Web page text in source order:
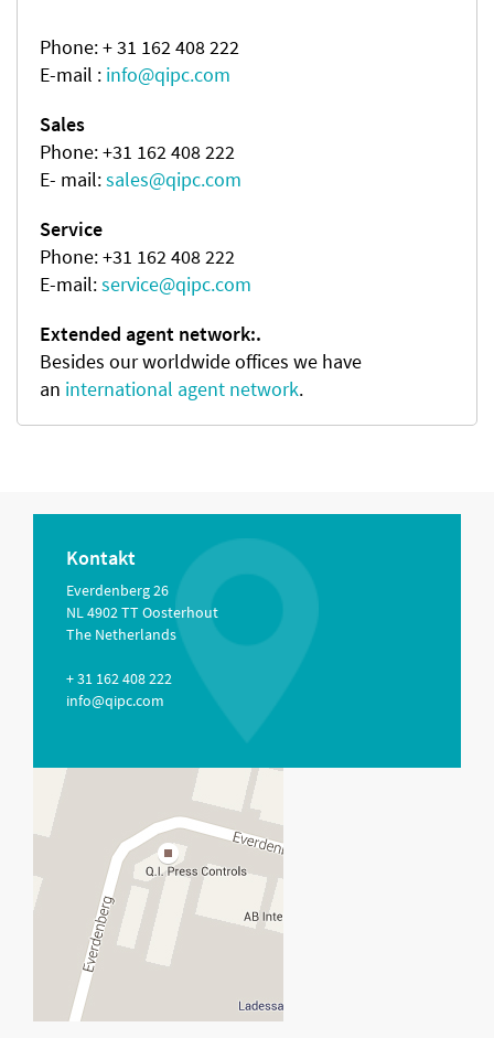
Phone: + 31 162 408 222
E-mail : info@qipc.com
Sales
Phone: +31 162 408 222
E- mail:sales@qipc.com
Service
Phone: +31 162 408 222
E-mail:service@qipc.com
Extended agent network:.
Besides our worldwide offices we have
an international agent network.
Kontakt
Everdenberg 26
NL 4902 TT Oosterhout
The Netherlands
+ 31 162 408 222
info@qipc.com